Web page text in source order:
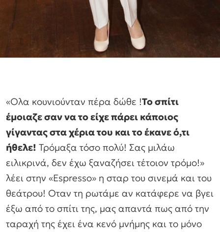
«Ολα κουνιούνταν πέρα δώθε !Το σπίτι
έμοιαζε σαν να το είχε πάρει κάποιος
γίγαντας στα χέρια του και το έκανε ό,τι
ήθελε! Τρόμαξα τόσο πολύ! Σας μιλάω
ειλικρινά, δεν έχω ξαναζήσει τέτοιον τρόμο!»
λέει στην «Espresso» η σταρ του σινεμά και του
θεάτρου! Οταν τη ρωτάμε αν κατάφερε να βγει
έξω από το σπίτι της, μας απαντά πως από την
ταραχή της έχει ένα κενό μνήμης και το μόνο